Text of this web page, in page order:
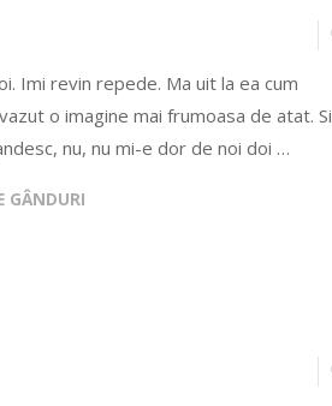
Imi revin repede. Ma uit la ea cum
o imagine mai frumoasa de atat. Si
nu, nu mi-e dor de noi doi …
GÂNDURI